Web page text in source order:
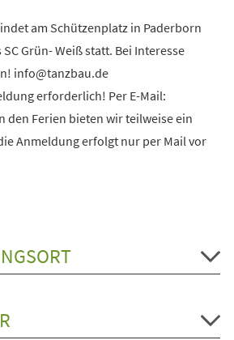
am Schützenplatz in Paderborn
Grün- Weiß statt. Bei Interesse
info@tanzbau.de
erforderlich! Per E-Mail:
den Ferien bieten wir teilweise ein
Anmeldung erfolgt nur per Mail vor